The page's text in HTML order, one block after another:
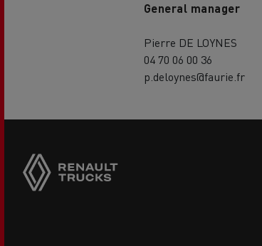
General manager
Pierre DE LOYNES
04 70 06 00 36
p.deloynes@faurie.fr